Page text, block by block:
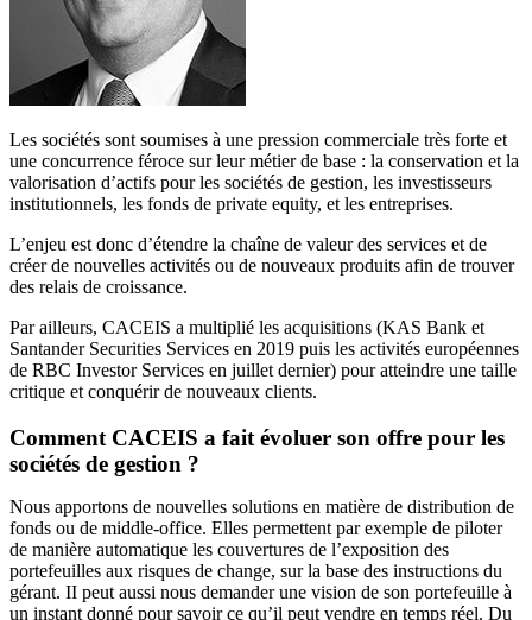
Les sociétés sont soumises à une pression commerciale très forte et
une concurrence féroce sur leur métier de base : la conservation et la
valorisation d’actifs pour les sociétés de gestion, les investisseurs
institutionnels, les fonds de private equity, et les entreprises.
L’enjeu est donc d’étendre la chaîne de valeur des services et de
créer de nouvelles activités ou de nouveaux produits afin de trouver
des relais de croissance.
Par ailleurs, CACEIS a multiplié les acquisitions (KAS Bank et
Santander Securities Services en 2019 puis les activités européennes
de RBC Investor Services en juillet dernier) pour atteindre une taille
critique et conquérir de nouveaux clients.
Comment CACEIS a fait évoluer son offre pour les
sociétés de gestion ?
Nous apportons de nouvelles solutions en matière de distribution de
fonds ou de middle-office. Elles permettent par exemple de piloter
de manière automatique les couvertures de l’exposition des
portefeuilles aux risques de change, sur la base des instructions du
gérant. II peut aussi nous demander une vision de son portefeuille à
un instant donné pour savoir ce qu’il peut vendre en temps réel. Du